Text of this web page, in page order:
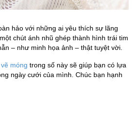
hảo với những ai yêu thích sự lãng
chút ánh nhũ ghép thành hình trái tim
– như minh họa ảnh – thật tuyệt vời.
móng trong số này sẽ giúp bạn có lựa
ngày cưới của mình. Chúc bạn hạnh